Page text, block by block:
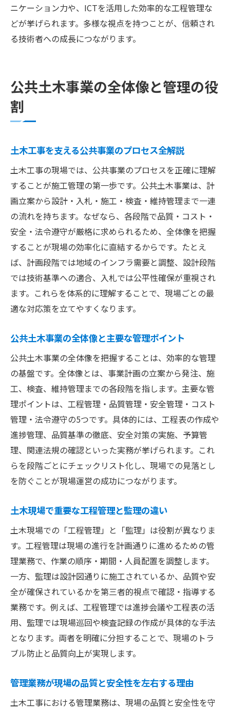
ト
建築業と土木業のキャリアと収入の特徴
収益面から見る土木分野の将来性の考察
建築と土木の仕事内容と稼げるポイント比
較
れ
説
土木現場で重要な工程管理の進め方の実例
入札から引渡しまでの土木管理業務の全体
像
土木工事における品質・安全管理の実践法
公共土木事業を成功させるための管理体制
ニケーション力や、ICTを活用した効率的な工程管理な
どが挙げられます。多様な視点を持つことが、信頼され
る技術者への成長につながります。
公共土木事業の全体像と管理の役
割
土木工事を支える公共事業のプロセス全解説
土木工事の現場では、公共事業のプロセスを正確に理解
することが施工管理の第一歩です。公共土木事業は、計
画立案から設計・入札・施工・検査・維持管理まで一連
の流れを持ちます。なぜなら、各段階で品質・コスト・
安全・法令遵守が厳格に求められるため、全体像を把握
することが現場の効率化に直結するからです。たとえ
ば、計画段階では地域のインフラ需要と調整、設計段階
では技術基準への適合、入札では公平性確保が重視され
ます。これらを体系的に理解することで、現場ごとの最
適な対応策を立てやすくなります。
公共土木事業の全体像と主要な管理ポイント
公共土木事業の全体像を把握することは、効率的な管理
の基盤です。全体像とは、事業計画の立案から発注、施
工、検査、維持管理までの各段階を指します。主要な管
理ポイントは、工程管理・品質管理・安全管理・コスト
管理・法令遵守の5つです。具体的には、工程表の作成や
進捗管理、品質基準の徹底、安全対策の実施、予算管
理、関連法規の確認といった実務が挙げられます。これ
らを段階ごとにチェックリスト化し、現場での見落とし
を防ぐことが現場運営の成功につながります。
土木現場で重要な工程管理と監理の違い
土木現場での「工程管理」と「監理」は役割が異なりま
す。工程管理は現場の進行を計画通りに進めるための管
理業務で、作業の順序・期間・人員配置を調整します。
一方、監理は設計図通りに施工されているか、品質や安
全が確保されているかを第三者的視点で確認・指導する
業務です。例えば、工程管理では進捗会議や工程表の活
用、監理では現場巡回や検査記録の作成が具体的な手法
となります。両者を明確に分担することで、現場のトラ
ブル防止と品質向上が実現します。
管理業務が現場の品質と安全性を左右する理由
土木工事における管理業務は、現場の品質と安全性を守